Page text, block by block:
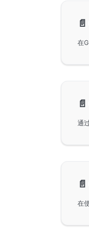
📄️
📄️
📄️